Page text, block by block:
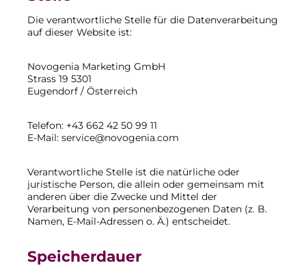
Die verantwortliche Stelle für die Datenverarbeitung
auf dieser Website ist:
Novogenia Marketing GmbH
Strass 19 5301
Eugendorf / Österreich
Telefon: +43 662 42 50 99 11
E-Mail: service@novogenia.com
Verantwortliche Stelle ist die natürliche oder
juristische Person, die allein oder gemeinsam mit
anderen über die Zwecke und Mittel der
Verarbeitung von personenbezogenen Daten (z. B.
Namen, E-Mail-Adressen o. Ä.) entscheidet.
Speicherdauer